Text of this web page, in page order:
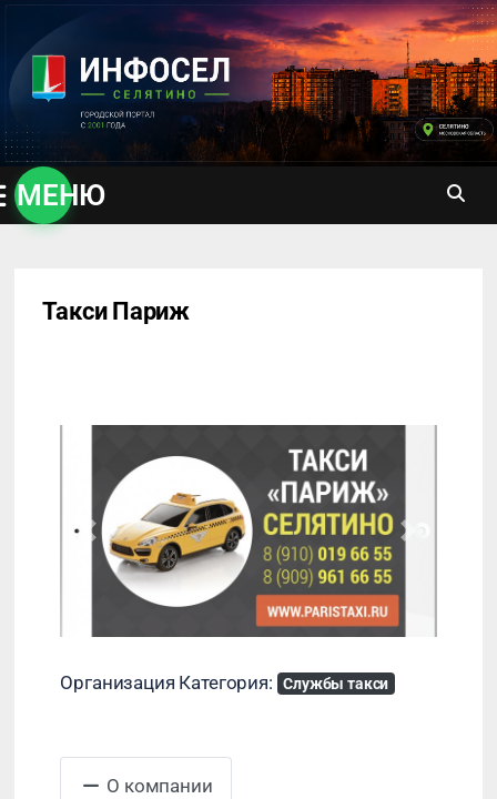
содержимому
МЕНЮ
Такси Париж
Назад
Организация Категория: Службы такси
О компании